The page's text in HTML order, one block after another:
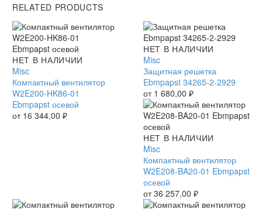
RELATED PRODUCTS
Компактный
вентилятор
W2E200-
HK86-
01
Ebmpapst
НЕТ В НАЛИЧИИ
Misc
Компактный вентилятор
W2E200-HK86-01
Ebmpapst осевой
от 16 344,00 ₽
Защитная
решетка
Ebmpapst
34265-
2-
2929
НЕТ В НАЛИЧИИ
Misc
Защитная решетка
Ebmpapst 34265-2-2929
от 1 680,00 ₽
Компактный
вентилятор
W2E208-
BA20-
01
Ebmpapst
осевой
НЕТ В НАЛИЧИИ
Misc
Компактный вентилятор
W2E208-BA20-01 Ebmpapst
осевой
от36 257,00 ₽